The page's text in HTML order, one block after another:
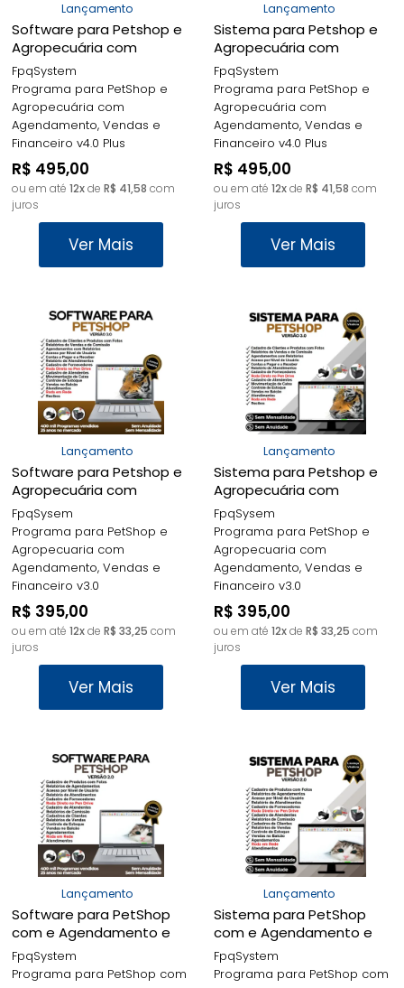
Lançamento
Software para Petshop e
Agropecuária com
Agendamento, Vendas e
Financeiro v4.0 Plus -
FPQsystem
FpqSystem
Programa para PetShop e
Agropecuária com
Agendamento, Vendas e
Financeiro v4.0 Plus
R$ 495,00
ou em até 12xde R$ 41,58 com
juros
Ver Mais
Lançamento
Sistema para Petshop e
Agropecuária com
Agendamento, Vendas e
Financeiro v4.0 Plus -
FPQsystem
FpqSystem
Programa para PetShop e
Agropecuária com
Agendamento, Vendas e
Financeiro v4.0 Plus
R$ 495,00
ou em até 12xde R$ 41,58 com
juros
Ver Mais
Lançamento
Software para Petshop e
Agropecuária com
Agendamento, Vendas e
Financeiro v3.0 -
FPQsystem
FpqSysem
Programa para PetShop e
Agropecuaria com
Agendamento, Vendas e
Financeiro v3.0
R$ 395,00
ou em até 12xde R$ 33,25 com
juros
Ver Mais
Lançamento
Sistema para Petshop e
Agropecuária com
Agendamento, Vendas e
Financeiro v3.0 -
FPQsystem
FpqSysem
Programa para PetShop e
Agropecuaria com
Agendamento, Vendas e
Financeiro v3.0
R$ 395,00
ou em até 12xde R$ 33,25 com
juros
Ver Mais
Lançamento
Software para PetShop
com e Agendamento e
Vendas v2.0 - FPQsystem
FpqSystem
Programa para PetShop com
Lançamento
Sistema para PetShop
com e Agendamento e
Vendas v2.0 - FPQsystem
FpqSystem
Programa para PetShop com